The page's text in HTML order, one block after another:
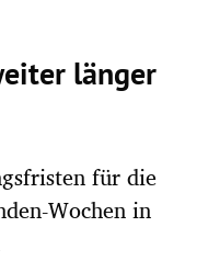
länger
für die
Wochen in